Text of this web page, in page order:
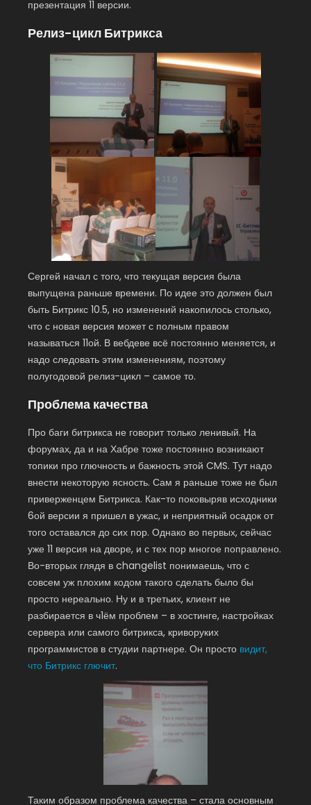
презентация 11 версии.
Релиз-цикл Битрикса
Сергей начал с того, что текущая версия была
выпущена раньше времени. По идее это должен был
быть Битрикс 10.5, но изменений накопилось столько,
что с новая версия может с полным правом
называться 11ой. В вебдеве всё постоянно меняется, и
надо следовать этим изменениям, поэтому
полугодовой релиз-цикл – самое то.
Проблема качества
Про баги битрикса не говорит только ленивый. На
форумах, да и на Хабре тоже постоянно возникают
топики про глючность и бажность этой CMS. Тут надо
внести некоторую ясность. Сам я раньше тоже не был
приверженцем Битрикса. Как-то поковыряв исходники
6ой версии я пришел в ужас, и неприятный осадок от
того оставался до сих пор. Однако во первых, сейчас
уже 11 версия на дворе, и с тех пор многое поправлено.
Во-вторых глядя в changelist понимаешь, что с
совсем уж плохим кодом такого сделать было бы
просто нереально. Ну и в третьих, клиент не
разбирается в ч1ём проблем – в хостинге, настройках
сервера или самого битрикса, криворуких
программистов в студии партнере. Он просто видит,
что Битрикс глючит.
Таким образом проблема качества – стала основным